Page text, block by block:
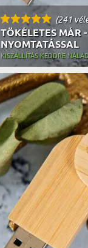
(241
TÖKÉLETES MÁR
NYOMTATÁSSAL
KISZÁLLÍTÁS KEDDRE